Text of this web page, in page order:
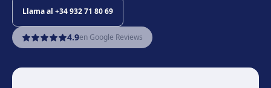
Llama al +34 932 71 80 69
4.9en Google Reviews